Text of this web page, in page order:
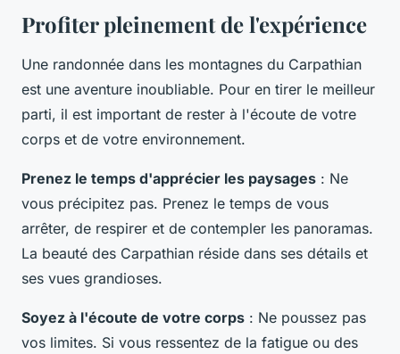
Profiter pleinement de l'expérience
Une randonnée dans les montagnes du Carpathian
est une aventure inoubliable. Pour en tirer le meilleur
parti, il est important de rester à l'écoute de votre
corps et de votre environnement.
Prenez le temps d'apprécier les paysages : Ne
vous précipitez pas. Prenez le temps de vous
arrêter, de respirer et de contempler les panoramas.
La beauté des Carpathian réside dans ses détails et
ses vues grandioses.
Soyez à l'écoute de votre corps : Ne poussez pas
vos limites. Si vous ressentez de la fatigue ou des